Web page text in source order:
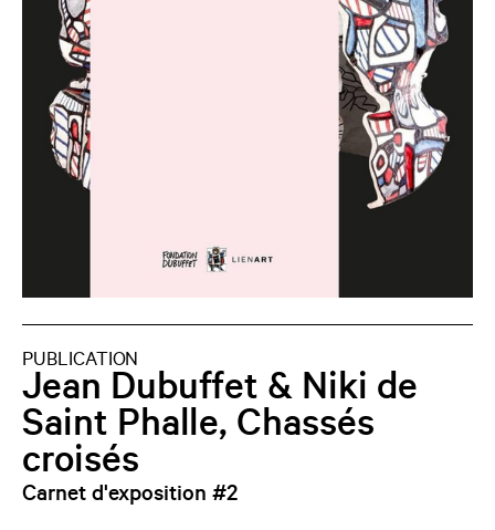
PUBLICATION
Jean Dubuffet & Niki de
Saint Phalle, Chassés
croisés
Carnet d'exposition #2